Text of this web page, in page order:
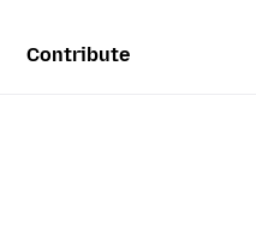
Contribute